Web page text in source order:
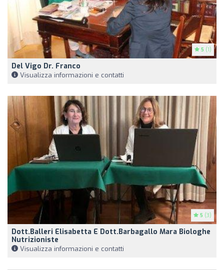
5 (1)
Del Vigo Dr. Franco
Visualizza informazioni e contatti
5 (3)
Dott.Balleri Elisabetta E Dott.Barbagallo Mara Biologhe
Nutrizioniste
Visualizza informazioni e contatti